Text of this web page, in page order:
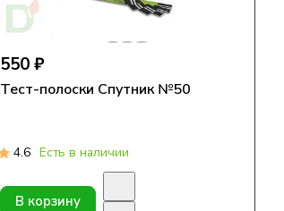
550 ₽
Тест-полоски Спутник №50
4.6 Есть в наличии
В корзину